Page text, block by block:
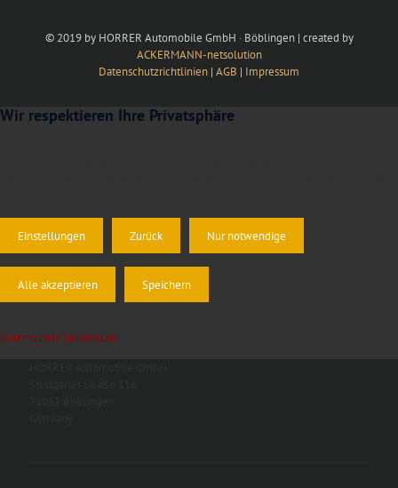
© 2019 by HORRER Automobile GmbH · Böblingen | created by
ACKERMANN-netsolution
Datenschutzrichtlinien | AGB | Impressum
Wir respektieren Ihre Privatsphäre
Einstellungen Zurück Nur notwendige
Alle akzeptieren Speichern
Datenschutz Impressum